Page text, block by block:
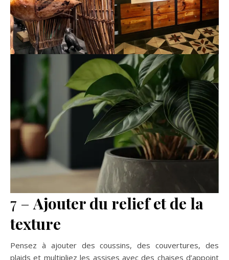
7 –Ajouter du relief et de la
texture
Pensez à ajouter des coussins, des couvertures, des
plaids et multipliez les assises avec des chaises d’appoint